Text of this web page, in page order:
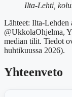
Ilta-Lehti,
Lähteet: Ilta-Lehden
@UkkolaOhjelma,
median tilit. Tiedot
huhtikuussa 2026).
Yhteenveto